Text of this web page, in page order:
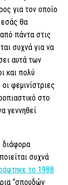
για τον οποίο
εσάς θα
πάντα στις
συχνά για να
αυτά των
και πολύ
φεμινίστριες
στο
γεννηθεί
διάφορα
συχνά
το 1988
“σπουδών